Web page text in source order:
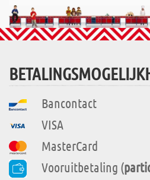
Bancontact
VISA
MasterCard
Vooruitbetaling (